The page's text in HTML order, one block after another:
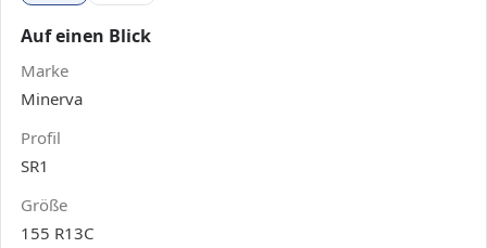
Auf einen Blick
Marke
Minerva
Profil
SR1
Größe
155 R13C